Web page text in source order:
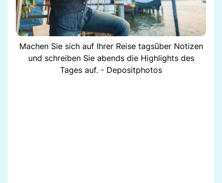
Machen Sie sich auf Ihrer Reise tagsüber Notizen
und schreiben Sie abends die Highlights des
Tages auf. - Depositphotos